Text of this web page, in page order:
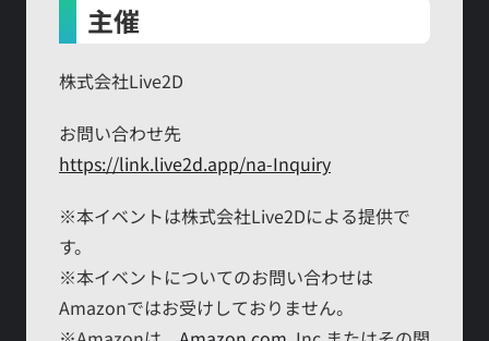
主催
株式会社Live2D
お問い合わせ先
https://link.live2d.app/na-Inquiry
※本イベントは株式会社Live2Dによる提供で
す。
※本イベントについてのお問い合わせは
Amazonではお受けしておりません。